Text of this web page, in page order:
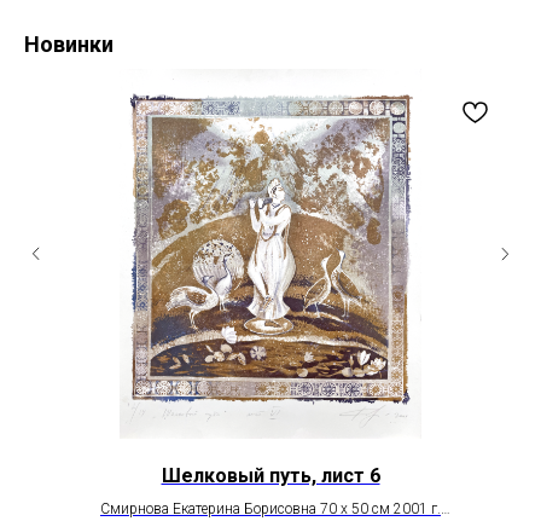
Новинки
Шелковый путь, лист 6
Смирнова Екатерина Борисовна 70 х 50 см 2001 г.